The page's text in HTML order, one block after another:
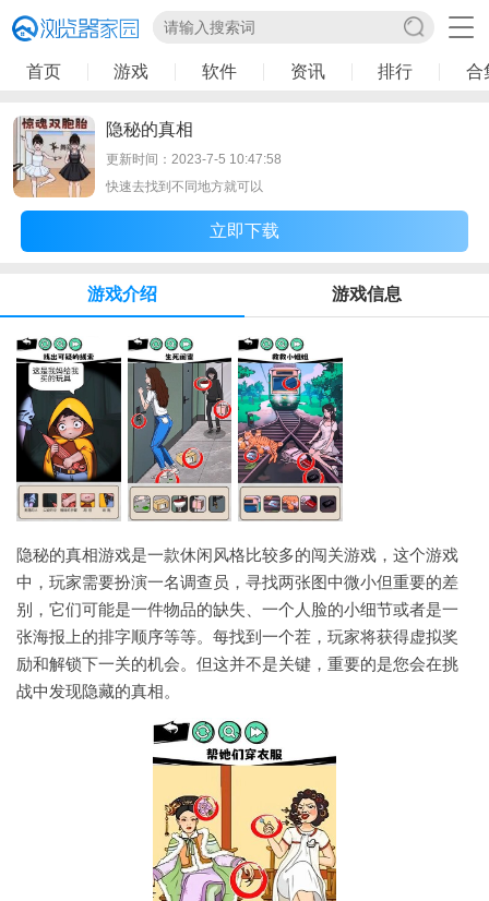
首页 游戏 软件 资讯 排行 合
隐秘的真相
更新时间：2023-7-5 10:47:58
快速去找到不同地方就可以
立即下载
游戏介绍 游戏信息
隐秘的真相游戏是一款休闲风格比较多的闯关游戏，这个游戏
中，玩家需要扮演一名调查员，寻找两张图中微小但重要的差
别，它们可能是一件物品的缺失、一个人脸的小细节或者是一
张海报上的排字顺序等等。每找到一个茬，玩家将获得虚拟奖
励和解锁下一关的机会。但这并不是关键，重要的是您会在挑
战中发现隐藏的真相。